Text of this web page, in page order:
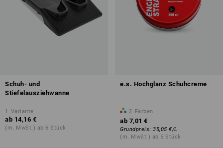
Schuh- und
Stiefelausziehwanne
1 Variante
ab 14,16 €
(m. MwSt.) ab 6 Stück
e.s. Hochglanz Schuhcreme
2 Farben
ab 7,01 €
Grundpreis: 35,05 €/L
(m. MwSt.) ab 5 Stück